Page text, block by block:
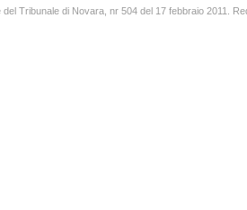
Tribunale di Novara, nr 504 del 17 febbraio 2011.